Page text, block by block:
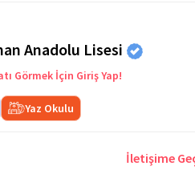
Anadolu Lisesi
Görmek İçin Giriş Yap!
Yaz Okulu
İletişime